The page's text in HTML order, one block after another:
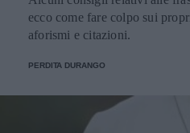
ecco come fare colpo sui
aforismi e citazioni.
PERDITA DURANGO